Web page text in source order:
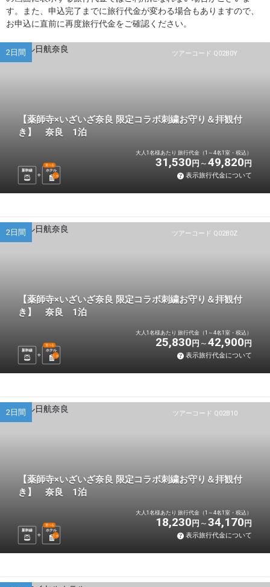
す。また、申込完了までに旅行代金が変わる場合もありますので、
お申込に直前に再度旅行代金をご確認ください。
ツアーコード Q02B0Y
2日間
【薬師寺×いざいざ奈良 限定コラボ刺繍お守り＆拝観付
き】 奈良 1泊
新幹線 ホテル
選べる
1 泊
大人1名様あたり 旅行代金（1～4名1室・税込）
31,530 円 49,820 円
表示旅行代金について
ツアーコード Q02B0Z
2日間
【薬師寺×いざいざ奈良 限定コラボ刺繍お守り＆拝観付
き】 奈良 1泊
新幹線 ホテル
選べる
1 泊
大人1名様あたり 旅行代金（1～4名1室・税込）
25,830 円 42,900 円
表示旅行代金について
ツアーコード Q02B10
2日間
【薬師寺×いざいざ奈良 限定コラボ刺繍お守り＆拝観付
き】 奈良 1泊
新幹線 ホテル
選べる
1 泊
大人1名様あたり 旅行代金（1～4名1室・税込）
18,230 円 34,170 円
表示旅行代金について